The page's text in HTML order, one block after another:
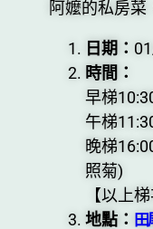
阿嬤的私房菜
日期：
時間：
早梯
午梯
晚梯
照菊)
【以上
地點：